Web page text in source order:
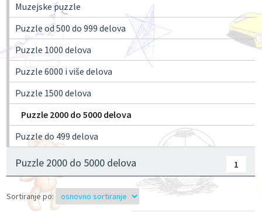
Muzejske puzzle
Puzzle od 500 do 999 delova
Puzzle 1000 delova
Puzzle 6000 i više delova
Puzzle 1500 delova
Puzzle 2000 do 5000 delova
Puzzle do 499 delova
Puzzle 2000 do 5000 delova 1
Sortiranje po: